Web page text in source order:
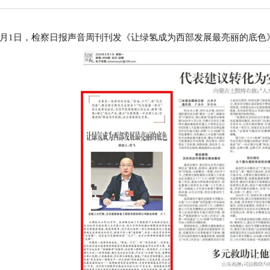
1日，检察日报声音周刊刊发《让绿氢成为西部发展最亮丽的底色